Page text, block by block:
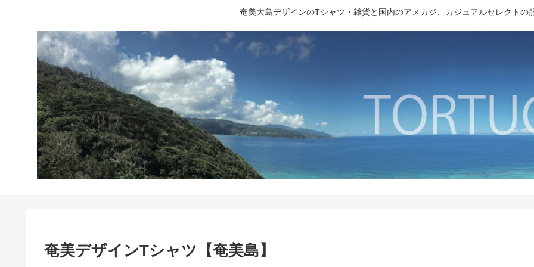
奄美大島デザインのTシャツ・雑貨と国内のアメカジ、カジュアルセレクトの
奄美デザインTシャツ【奄美島】